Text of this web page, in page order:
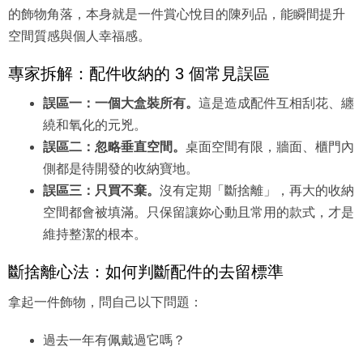
的飾物角落，本身就是一件賞心悅目的陳列品，能瞬間提升
空間質感與個人幸福感。
專家拆解：配件收納的 3 個常見誤區
誤區一：一個大盒裝所有。 這是造成配件互相刮花、纏
繞和氧化的元兇。
誤區二：忽略垂直空間。 桌面空間有限，牆面、櫃門內
側都是待開發的收納寶地。
誤區三：只買不棄。 沒有定期「斷捨離」，再大的收納
空間都會被填滿。只保留讓妳心動且常用的款式，才是
維持整潔的根本。
斷捨離心法：如何判斷配件的去留標準
拿起一件飾物，問自己以下問題：
過去一年有佩戴過它嗎？